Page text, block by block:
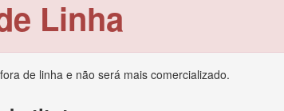
Linha
de linha e não será mais comercializado.